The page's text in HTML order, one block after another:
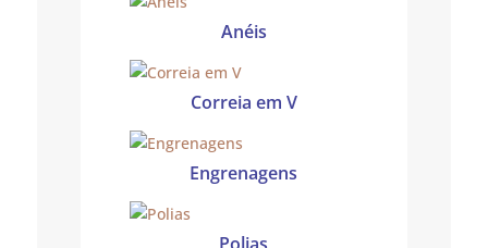
Anéis
Correia em V
Engrenagens
Polias